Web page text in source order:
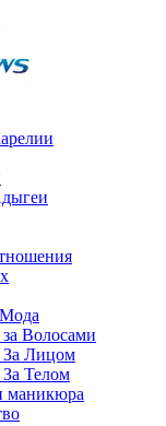
Волосами
За Лицом
За Телом
маникюра